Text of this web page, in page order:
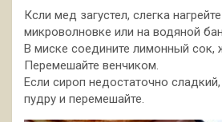
Ксли мед загустел, слегка
микроволновке или на водяной
В миске соедините лимонный сок,
Перемешайте венчиком.
Если сироп недостаточно
пудру и перемешайте.